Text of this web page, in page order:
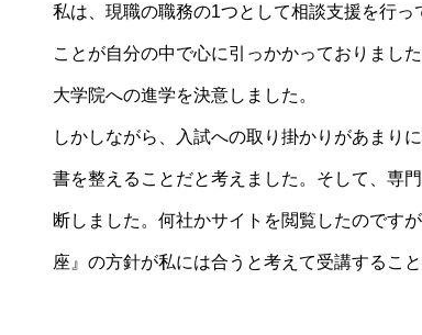
私は、現職の職務の1つとして相談支援を行
ことが自分の中で心に引っかかっておりまし
大学院への進学を決意しました。
しかしながら、入試への取り掛かりがあまり
書を整えることだと考えました。そして、専
断しました。何社かサイトを閲覧したので
座』の方針が私には合うと考えて受講すること